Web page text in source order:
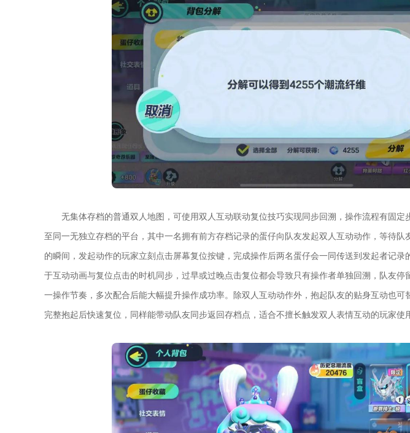
无集体存档的普通双人地图，可使用双人互动联动复位技巧实现同步回溯，操作流程有固定
至同一无独立存档的平台，其中一名拥有前方存档记录的蛋仔向队友发起双人互动动作，等待队
的瞬间，发起动作的玩家立刻点击屏幕复位按键，完成操作后两名蛋仔会一同传送到发起者记
于互动动画与复位点击的时机同步，过早或过晚点击复位都会导致只有操作者单独回溯，队友停
一操作节奏，多次配合后能大幅提升操作成功率。除双人互动动作外，抱起队友的贴身互动也可
完整抱起后快速复位，同样能带动队友同步返回存档点，适合不擅长触发双人表情互动的玩家使